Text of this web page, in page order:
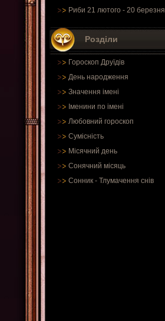
Риби 21 лютого - 20 березня
Розділи
Гороскоп Друїдів
День народження
Значення імені
Іменини по імені
Любовний гороскоп
Сумісність
Місячний день
Сонячний місяць
Сонник - Тлумачення снів